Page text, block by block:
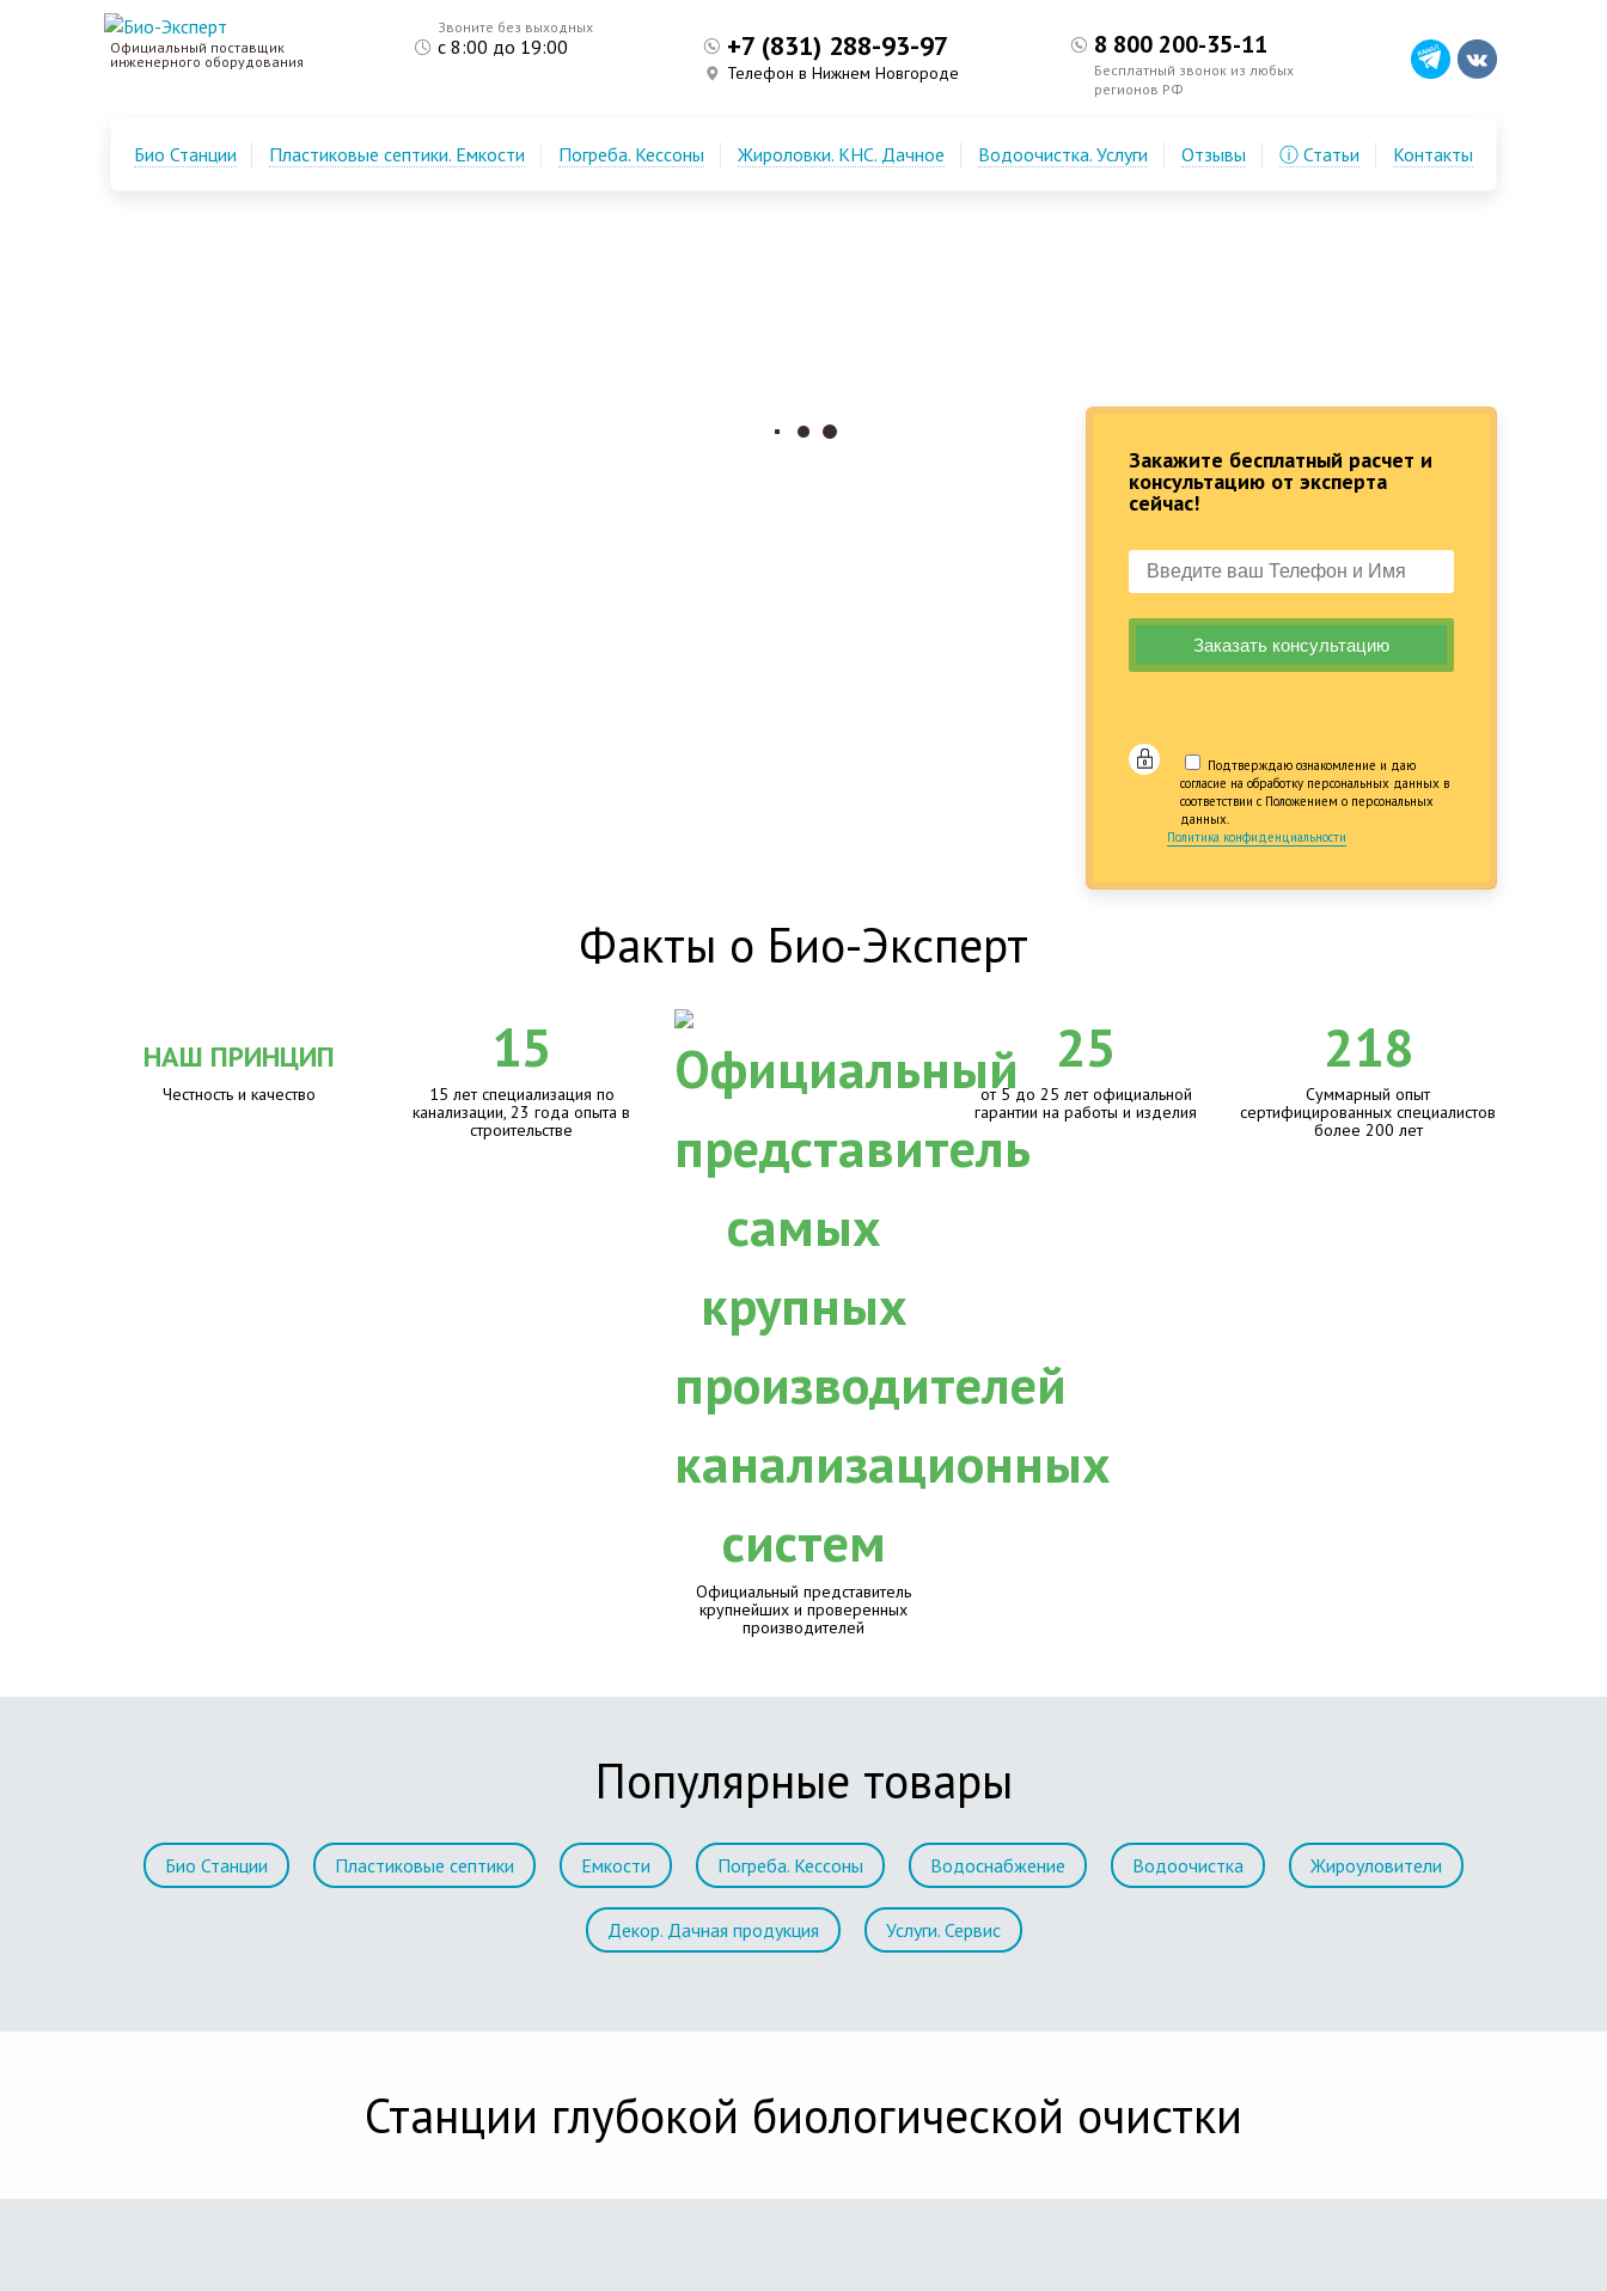
Закажите бесплатный расчет и
консультацию от эксперта
сейчас!
Подтверждаю ознакомление и даю
согласие на обработку персональных данных в
соответствии с Положением о персональных
данных.
Политика конфиденциальности
Официальный поставщик
инженерного оборудования
Звоните без выходных
с 8:00 до 19:00 +7 (831) 288-93-97
Телефон в Нижнем Новгороде
8 800 200-35-11
Бесплатный звонок из любых
регионов РФ
Био Станции Пластиковые септики. Емкости Погреба. Кессоны Жироловки. КНС. Дачное Водоочистка. Услуги Отзывы ⓘ Статьи Контакты
Факты о Био-Эксперт
НАШ ПРИНЦИП
Честность и качество
15
15 лет специализация по
канализации, 23 года опыта в
строительстве
Официальный представитель
крупнейших и проверенных
производителей
25
от 5 до 25 лет официальной
гарантии на работы и изделия
218
Суммарный опыт
сертифицированных специалистов
более 200 лет
Популярные товары
Био Станции Пластиковые септики Емкости Погреба. Кессоны Водоснабжение Водоочистка Жироуловители
Декор. Дачная продукция Услуги. Сервис
Станции глубокой биологической очистки